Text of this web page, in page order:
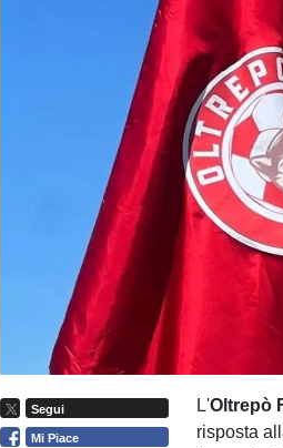
Segui
Mi Piace
L'Oltrepò
risposta